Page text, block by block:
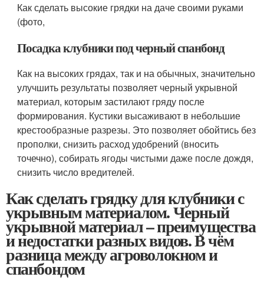
Как сделать высокие грядки на даче своими руками
(фото,
Посадка клубники под черный спанбонд
Как на высоких грядах, так и на обычных, значительно
улучшить результаты позволяет черный укрывной
материал, которым застилают гряду после
формирования. Кустики высаживают в небольшие
крестообразные разрезы. Это позволяет обойтись без
прополки, снизить расход удобрений (вносить
точечно), собирать ягоды чистыми даже после дождя,
снизить число вредителей.
Как сделать грядку для клубники с
укрывным материалом. Черный
укрывной материал – преимущества
и недостатки разных видов. В чём
разница между агроволокном и
спанбондом